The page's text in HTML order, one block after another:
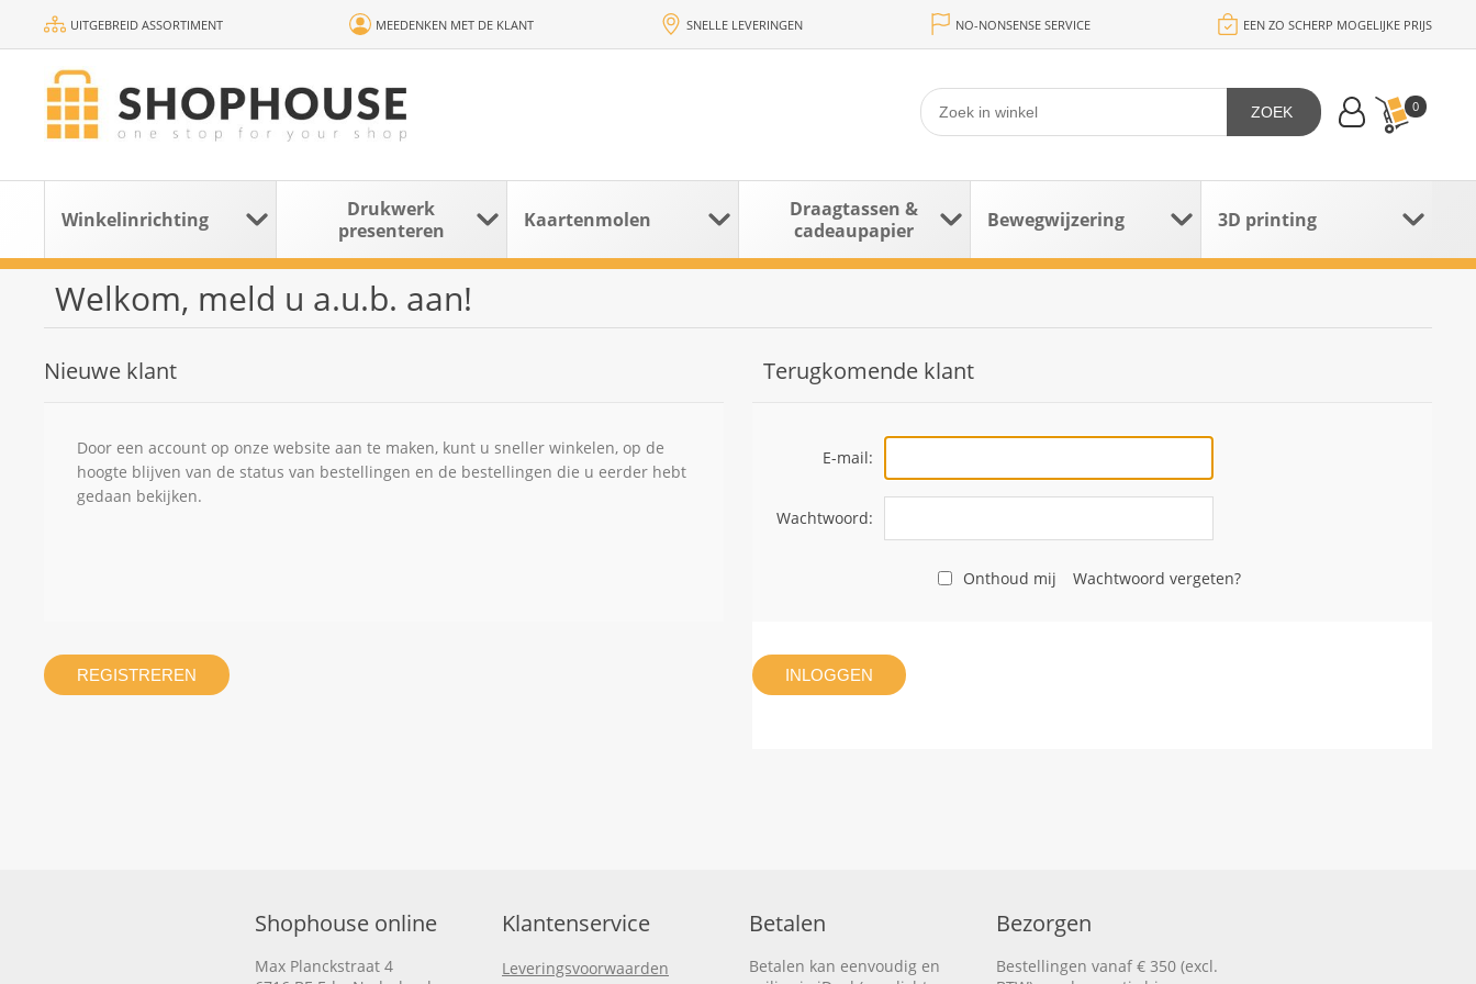
UITGEBREID ASSORTIMENT MEEDENKEN MET DE KLANT SNELLE LEVERINGEN NO-NONSENSE SERVICE EEN ZO SCHERP MOGELIJKE PRIJS
0
ZOEK
Winkelinrichting
Drukwerk
presenteren
Kaartenmolen
Draagtassen &
cadeaupapier
Bewegwijzering 3D printing
Welkom, meld u a.u.b. aan!
Nieuwe klant
Door een account op onze website aan te maken, kunt u sneller winkelen, op de
hoogte blijven van de status van bestellingen en de bestellingen die u eerder hebt
gedaan bekijken.
REGISTREREN
Terugkomende klant
E-mail:
Wachtwoord:
Onthoud mij Wachtwoord vergeten?
INLOGGEN
Shophouse online
Max Planckstraat 4
Klantenservice
Leveringsvoorwaarden
Betalen
Betalen kan eenvoudig en
Bezorgen
Bestellingen vanaf € 350 (excl.